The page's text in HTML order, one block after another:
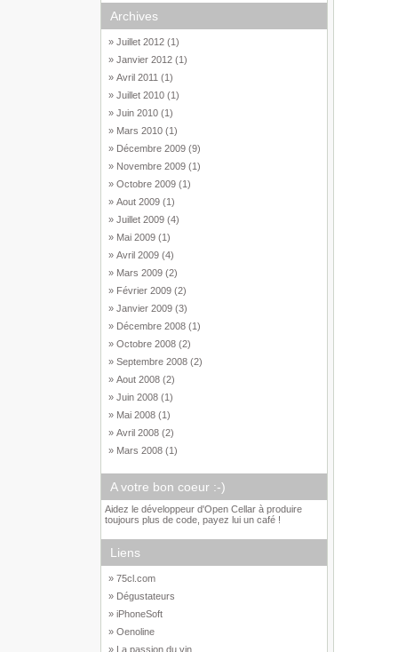
Archives
» Juillet 2012 (1)
» Janvier 2012 (1)
» Avril 2011 (1)
» Juillet 2010 (1)
» Juin 2010 (1)
» Mars 2010 (1)
» Décembre 2009 (9)
» Novembre 2009 (1)
» Octobre 2009 (1)
» Aout 2009 (1)
» Juillet 2009 (4)
» Mai 2009 (1)
» Avril 2009 (4)
» Mars 2009 (2)
» Février 2009 (2)
» Janvier 2009 (3)
» Décembre 2008 (1)
» Octobre 2008 (2)
» Septembre 2008 (2)
» Aout 2008 (2)
» Juin 2008 (1)
» Mai 2008 (1)
» Avril 2008 (2)
» Mars 2008 (1)
A votre bon coeur :-)
Aidez le développeur d'Open Cellar à produire
toujours plus de code, payez lui un café !
Liens
» 75cl.com
» Dégustateurs
» iPhoneSoft
» Oenoline
» La passion du vin